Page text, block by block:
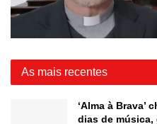
As mais recentes
‘Alma à Brava’
dias de